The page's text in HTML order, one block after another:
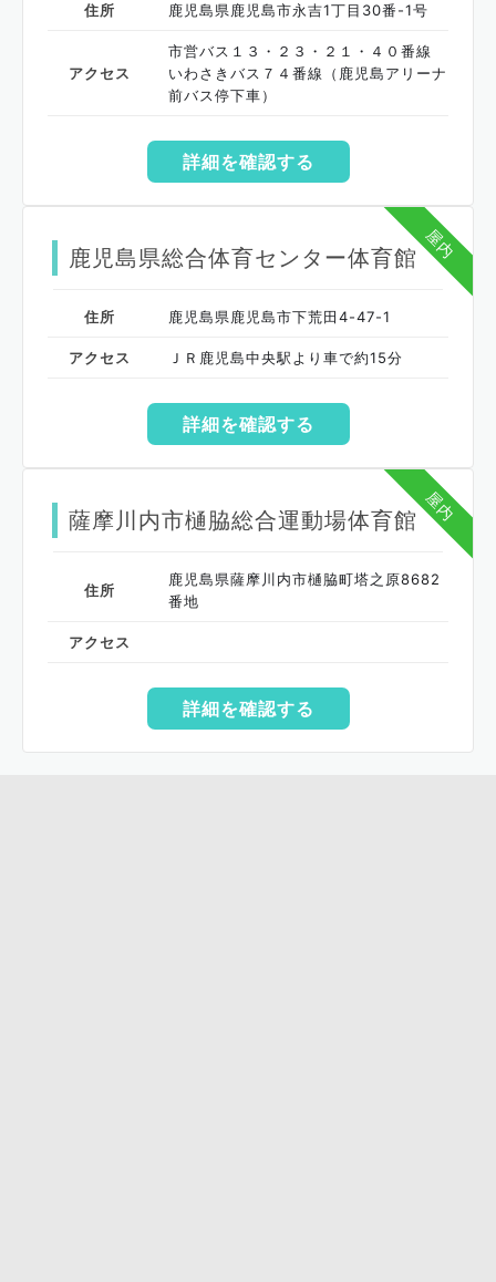
住所 鹿児島県鹿児島市永吉1丁目30番-1号
アクセス
市営バス１３・２３・２１・４０番線
いわさきバス７４番線（鹿児島アリーナ
前バス停下車）
詳細を確認する
屋内
鹿児島県総合体育センター体育館
住所 鹿児島県鹿児島市下荒田4-47-1
アクセス ＪＲ鹿児島中央駅より車で約15分
詳細を確認する
屋内
薩摩川内市樋脇総合運動場体育館
住所
鹿児島県薩摩川内市樋脇町塔之原8682
番地
アクセス
詳細を確認する